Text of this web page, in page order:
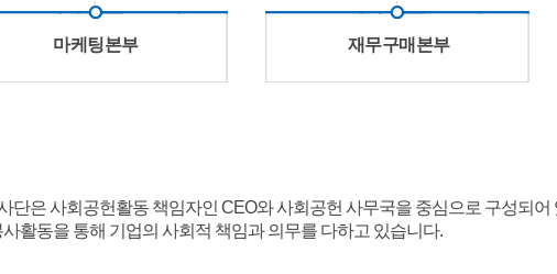
마케팅본부 재무구매본부
단은 사회공헌활동 책임자인 CEO와 사회공헌 사무국을 중심으로 구성되어
활동을 통해 기업의 사회적 책임과 의무를 다하고 있습니다.